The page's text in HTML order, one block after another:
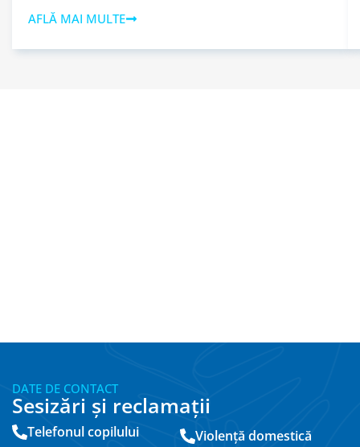
AFLĂ MAI MULTE
DATE DE CONTACT
Sesizări și reclamații
Telefonul copilului Violență domestică